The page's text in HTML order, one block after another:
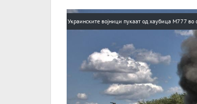
Украинските војници пукаат од хаубица М777 во